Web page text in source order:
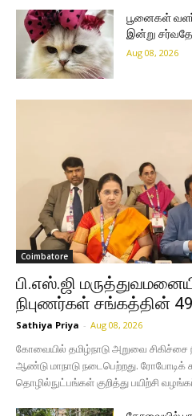
பூனைகள்
இன்று
Aug 08, 2026
Coimbatore
பி.எஸ்.ஜி
நிபுணர்கள் சங்கத்தின்
Sathiya Priya - Aug 08, 2026
கோவையில் தமிழ்நாடு அறுவை சிகிச்சை
ஆண்டு மாநாடு நடைபெற்றது. ரோபோடிக்
தொழில்நுட்பங்கள் குறித்து பயிற்சி